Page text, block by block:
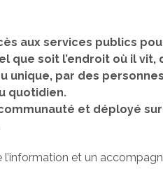
aux services publics
soit l’endroit où il vit,
unique, par des
quotidien.
et déployé sur
et un